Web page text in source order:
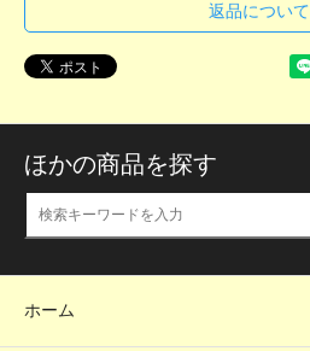
返品について
ほかの商品を探す
ホーム